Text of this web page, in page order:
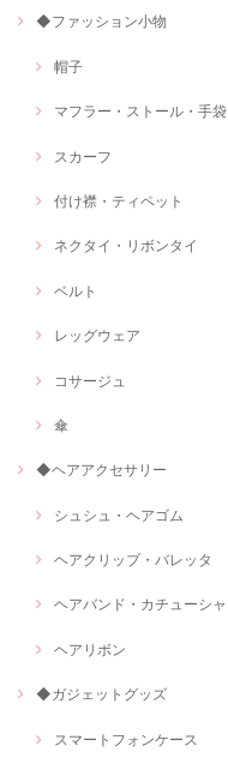
◆ファッション小物
帽子
マフラー・ストール・手袋
スカーフ
付け襟・ティペット
ネクタイ・リボンタイ
ベルト
レッグウェア
コサージュ
傘
◆ヘアアクセサリー
シュシュ・ヘアゴム
ヘアクリップ・バレッタ
ヘアバンド・カチューシャ
ヘアリボン
◆ガジェットグッズ
スマートフォンケース